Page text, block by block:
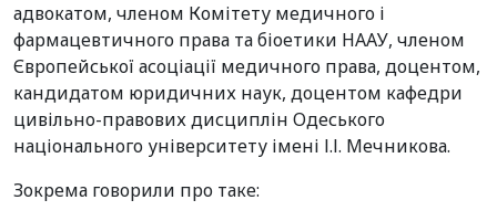
адвокатом, членом Комітету медичного і
фармацевтичного права та біоетики НААУ, членом
Європейської асоціації медичного права, доцентом,
кандидатом юридичних наук, доцентом кафедри
цивільно-правових дисциплін Одеського
національного університету імені І.І. Мечникова.
Зокрема говорили про таке: